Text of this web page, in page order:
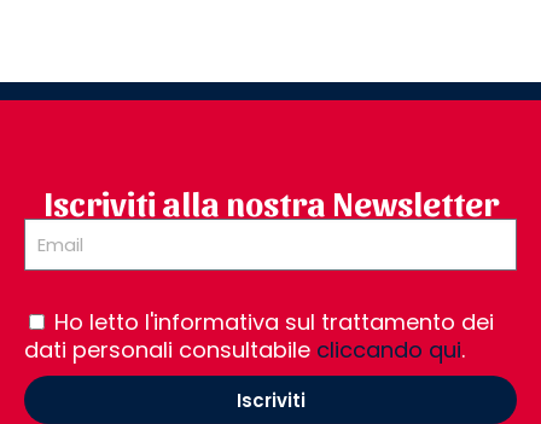
Iscriviti alla nostra Newsletter
Ho letto l'informativa sul trattamento dei
dati personali consultabile cliccando qui.
Iscriviti